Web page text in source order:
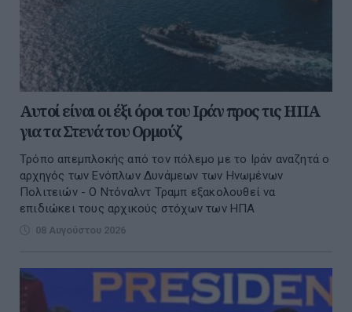
Αυτοί είναι οι έξι όροι του Ιράν προς τις ΗΠΑ
για τα Στενά του Ορμούζ
Τρόπο απεμπλοκής από τον πόλεμο με το Ιράν αναζητά ο
αρχηγός των Ενόπλων Δυνάμεων των Ηνωμένων
Πολιτειών - Ο Ντόναλντ Τραμπ εξακολουθεί να
επιδιώκει τους αρχικούς στόχων των ΗΠΑ
08 Αυγούστου 2026